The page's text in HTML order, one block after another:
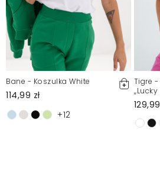
Bane - Koszulka White
114,99 zł
+12
Tigre
,,Lucky